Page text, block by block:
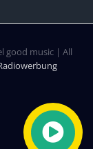
good music | All